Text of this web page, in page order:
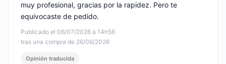
Publicado el 06/07/2026 à 14h56
tras una compra de 26/06/2026
muy profesional, gracias por la rapidez. Pero te
equivocaste de pedido.
Opinión traducida